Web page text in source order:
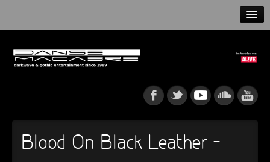
NEWS
Blood On Black Leather –